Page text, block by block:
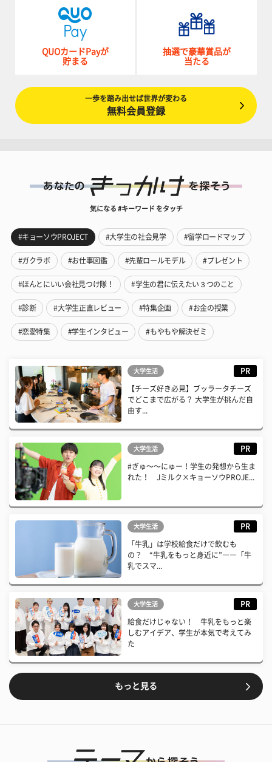
QUOカードPayが
貯まる
抽選で豪華賞品が
当たる
一歩を踏み出せば世界が変わる
無料会員登録
気になる #キーワード をタッチ
#キョーソウPROJECT #大学生の社会見学 #留学ロードマップ
#ガクラボ #お仕事図鑑 #先輩ロールモデル #プレゼント
#ほんとにいい会社見つけ隊！ #学生の君に伝えたい３つのこと
#診断 #大学生正直レビュー #特集企画 #お金の授業
#恋愛特集 #学生インタビュー #もやもや解決ゼミ
大学生活 PR
【チーズ好き必見】ブッラータチーズ
でどこまで広がる？ 大学生が挑んだ自
由す...
大学生活 PR
#ぎゅ〜〜にゅー！学生の発想から生ま
れた！ Jミルク×キョーソウPROJE...
大学生活 PR
「牛乳」は学校給食だけで飲むも
の？ “牛乳をもっと身近に”――「牛
乳でスマ...
大学生活 PR
給食だけじゃない！ 牛乳をもっと楽
しむアイデア、学生が本気で考えてみ
た
もっと見る